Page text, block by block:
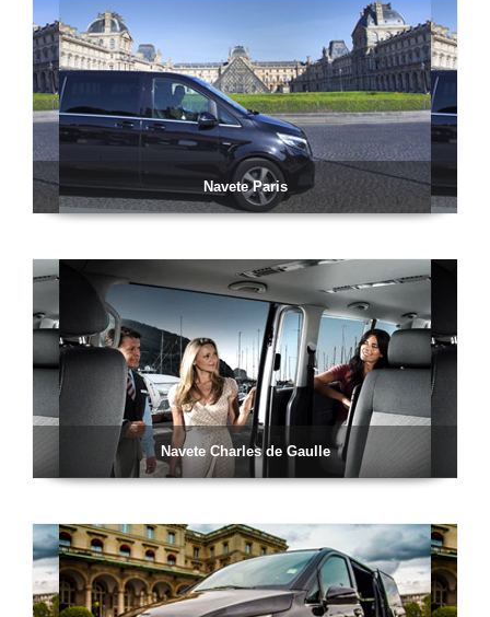
Navete Paris
Navete Charles de Gaulle